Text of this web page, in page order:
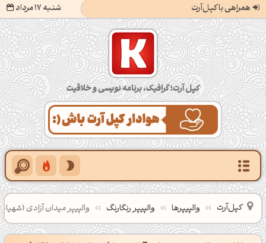
همراهی با کپل‌آرت شنبه 17 مرداد کپل‌آرت؛ گرافیک، برنامه‌نویسی و خلاقیت
کپل‌آرت والپیپرها والپیپر رنگارنگ والپیپر میدان آزادی